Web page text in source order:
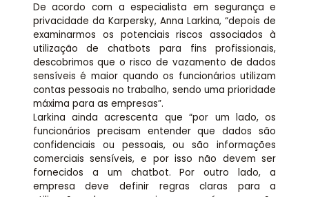
De acordo com a especialista em segurança e
privacidade da Karpersky, Anna Larkina, “depois de
examinarmos os potenciais riscos associados à
utilização de chatbots para fins profissionais,
descobrimos que o risco de vazamento de dados
sensíveis é maior quando os funcionários utilizam
contas pessoais no trabalho, sendo uma prioridade
máxima para as empresas”.
Larkina ainda acrescenta que “por um lado, os
funcionários precisam entender que dados são
confidenciais ou pessoais, ou são informações
comerciais sensíveis, e por isso não devem ser
fornecidos a um chatbot. Por outro lado, a
empresa deve definir regras claras para a